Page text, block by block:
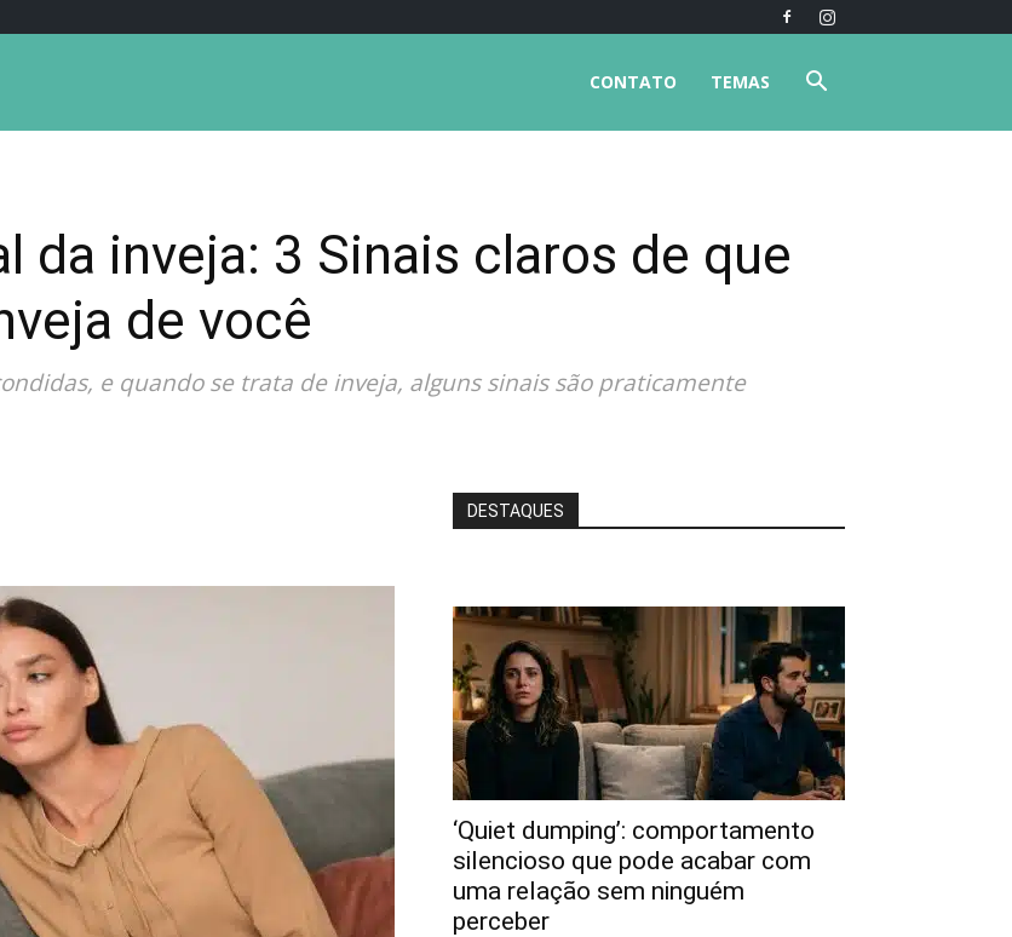
TEMAS
CONTATO
da inveja: 3 Sinais claros de que
de você
e quando se trata de inveja, alguns sinais são praticamente
DESTAQUES
‘Quiet dumping’: comportamento
silencioso que pode acabar com
uma relação sem ninguém
perceber